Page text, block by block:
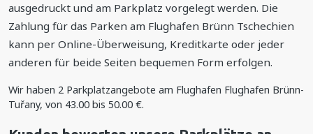
ausgedruckt und am Parkplatz vorgelegt werden. Die
Zahlung für das Parken am Flughafen Brünn Tschechien
kann per Online-Überweisung, Kreditkarte oder jeder
anderen für beide Seiten bequemen Form erfolgen.
Wir haben 2 Parkplatzangebote am Flughafen Flughafen Brünn-
Tuřany, von 43.00 bis 50.00 €.